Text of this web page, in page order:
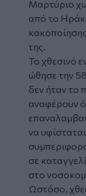
Μαρτύριο
από το
κακοποίησης
της.
Το χθεσινό
ώθησε την
δεν ήταν το
αναφέρουν
να
σε
στο
Ωστόσο,